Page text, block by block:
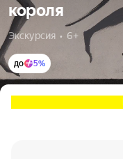
короля
Экскурсия  •  6+
до 5%